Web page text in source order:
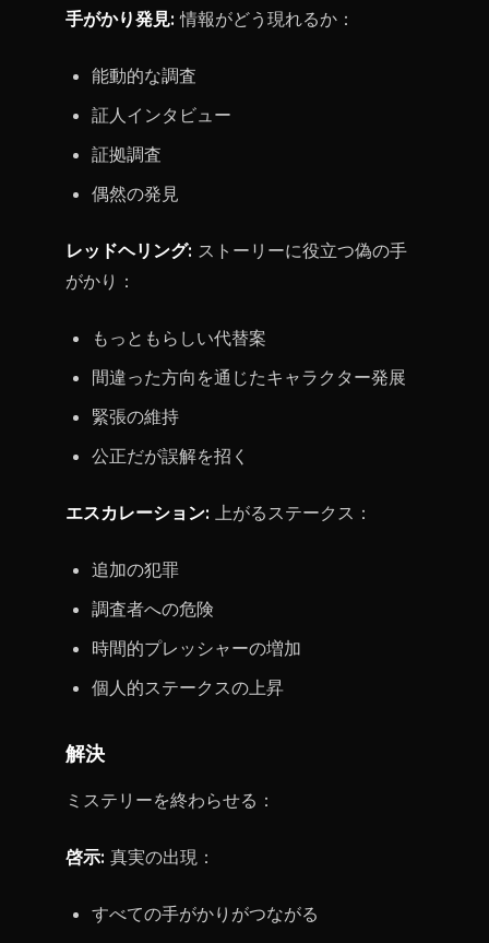
手がかり発見: 情報がどう現れるか：
能動的な調査
証人インタビュー
証拠調査
偶然の発見
レッドヘリング: ストーリーに役立つ偽の手
がかり：
もっともらしい代替案
間違った方向を通じたキャラクター発展
緊張の維持
公正だが誤解を招く
エスカレーション: 上がるステークス：
追加の犯罪
調査者への危険
時間的プレッシャーの増加
個人的ステークスの上昇
解決
ミステリーを終わらせる：
啓示: 真実の出現：
すべての手がかりがつながる